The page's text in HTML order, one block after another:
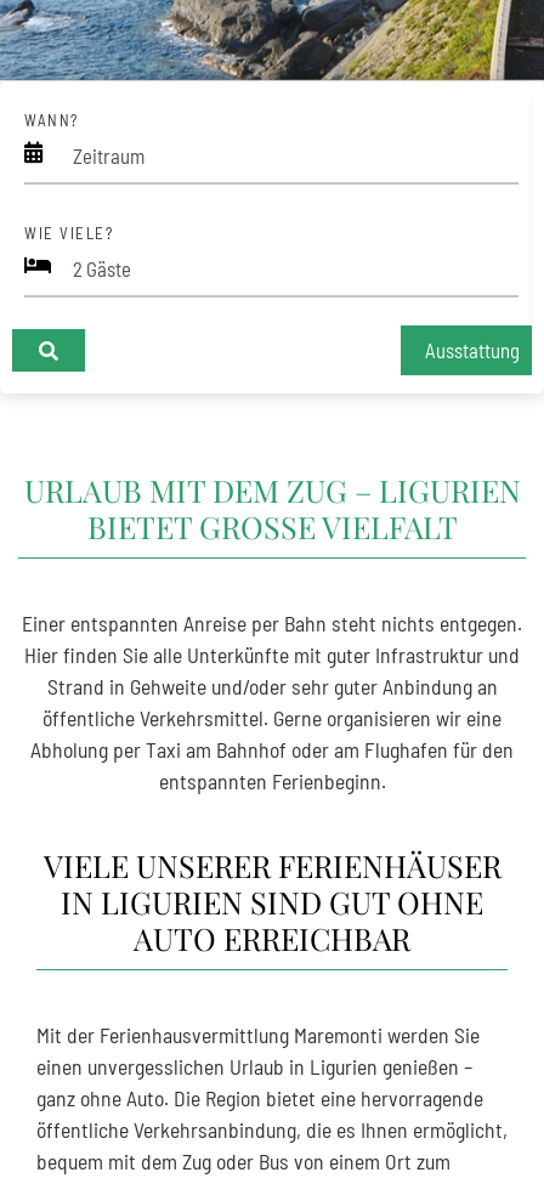
WANN?
Zeitraum
WIE VIELE?
Ausstattung
URLAUB MIT DEM ZUG – LIGURIEN
BIETET GROSSE VIELFALT
Einer entspannten Anreise per Bahn steht nichts entgegen.
Hier finden Sie alle Unterkünfte mit guter Infrastruktur und
Strand in Gehweite und/oder sehr guter Anbindung an
öffentliche Verkehrsmittel. Gerne organisieren wir eine
Abholung per Taxi am Bahnhof oder am Flughafen für den
entspannten Ferienbeginn.
VIELE UNSERER FERIENHÄUSER
IN LIGURIEN SIND GUT OHNE
AUTO ERREICHBAR
Mit der Ferienhausvermittlung Maremonti werden Sie
einen unvergesslichen Urlaub in Ligurien genießen –
ganz ohne Auto. Die Region bietet eine hervorragende
öffentliche Verkehrsanbindung, die es Ihnen ermöglicht,
bequem mit dem Zug oder Bus von einem Ort zum
+
−